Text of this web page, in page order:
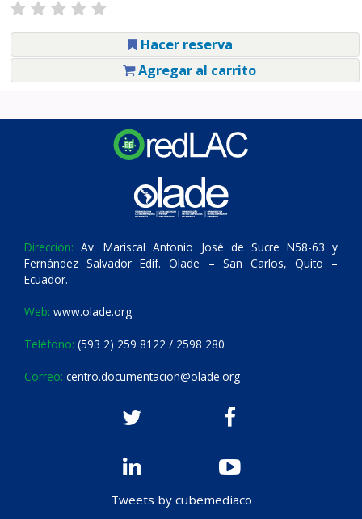
Hacer reserva
Agregar al carrito
Dirección: Av. Mariscal Antonio José de Sucre N58-63 y
Fernández Salvador Edif. Olade – San Carlos, Quito –
Ecuador.
Web: www.olade.org
Teléfono: (593 2) 259 8122 / 2598 280
Correo: centro.documentacion@olade.org
Tweets by cubemediaco